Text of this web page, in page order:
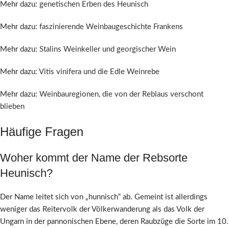
Mehr dazu: genetischen Erben des Heunisch
Mehr dazu: faszinierende Weinbaugeschichte Frankens
Mehr dazu: Stalins Weinkeller und georgischer Wein
Mehr dazu: Vitis vinifera und die Edle Weinrebe
Mehr dazu: Weinbauregionen, die von der Reblaus verschont
blieben
Häufige Fragen
Woher kommt der Name der Rebsorte
Heunisch?
Der Name leitet sich von „hunnisch“ ab. Gemeint ist allerdings
weniger das Reitervolk der Völkerwanderung als das Volk der
Ungarn in der pannonischen Ebene, deren Raubzüge die Sorte im 10.